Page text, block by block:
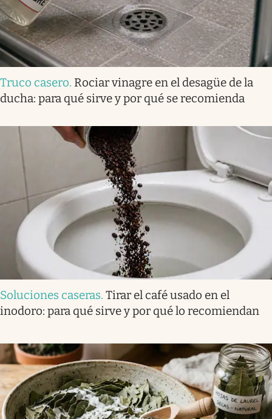
Truco casero. Rociar vinagre en el desagüe de la
ducha: para qué sirve y por qué se recomienda
Soluciones caseras. Tirar el café usado en el
inodoro: para qué sirve y por qué lo recomiendan